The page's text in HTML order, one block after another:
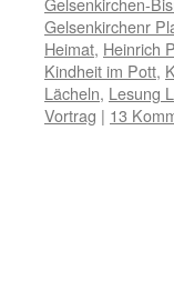
Gelsenkirchenr
Heimat, Heinrich
Kindheit im Pott,
Lächeln, Lesung
Vortrag | 13